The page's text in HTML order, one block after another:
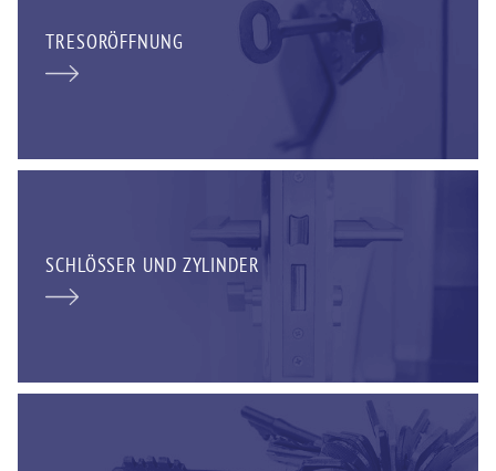
TRESORÖFFNUNG
SCHLÖSSER UND ZYLINDER